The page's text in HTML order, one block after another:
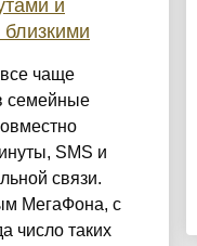
и
близкими
чаще
семейные
SMS и
связи.
МегаФона, с
число таких